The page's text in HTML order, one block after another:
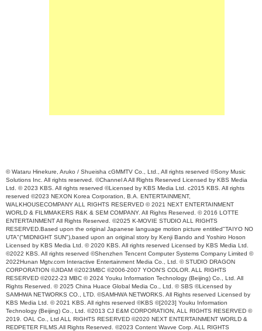
© Wataru Hinekure, Aruko / Shueisha cGMMTV Co., Ltd., All rights reserved ©Sony Music
Solutions Inc. All rights reserved. ©Channel A All Rights Reserved Licensed by KBS Media
Ltd. © 2023 KBS. All rights reserved ©Licensed by KBS Media Ltd. c2015 KBS. All rights
reserved ©2023 NEXON Korea Corporation, B.A. ENTERTAINMENT,
WALKHOUSECOMPANY ALL RIGHTS RESERVED © 2021 NEXT ENTERTAINMENT
WORLD & FILMMAKERS R&K & SEM COMPANY. All Rights Reserved. © 2016 LOTTE
ENTERTAINMENT All Rights Reserved. ©2025 K-MOVIE STUDIO ALL RIGHTS
RESERVED.Based upon the original Japanese language motion picture entitled"TAIYO NO
UTA"("MIDNIGHT SUN"),based upon an original story by Kenji Bando and Yoshiro Hoson
Licensed by KBS Media Ltd. © 2020 KBS. All rights reserved Licensed by KBS Media Ltd.
©2022 KBS. All rights reserved ©Shenzhen Tencent Computer Systems Company Limited ©
2022Hunan Mgtv.com Interactive Entertainment Media Co., Ltd. © STUDIO DRAGON
CORPORATION ©JIDAM ©2023MBC ©2006-2007 YOON'S COLOR. ALL RIGHTS
RESERVED ©2022-23 MBC © 2024 Youku Information Technology (Beijing) Co., Ltd. All
Rights Reserved. © 2025 China Huace Global Media Co., Ltd. © SBS ©Licensed by
SAMHWA NETWORKS CO., LTD. ©SAMHWA NETWORKS. All Rights reserved Licensed by
KBS Media Ltd. © 2021 KBS. All rights reserved ©KBS ©[2023] Youku Information
Technology (Beijing) Co., Ltd. ©2013 CJ E&M CORPORATION, ALL RIGHTS RESERVED ©
2019. OAL Co., Ltd ALL RIGHTS RESERVED ©2020 NEXT ENTERTAINMENT WORLD &
REDPETER FILMS.All Rights Reserved. ©2023 Content Wavve Corp. ALL RIGHTS